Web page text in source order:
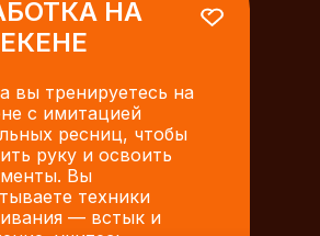
НА
вы тренируетесь на
с имитацией
ресниц, чтобы
руку и освоить
Вы
техники
— встык и